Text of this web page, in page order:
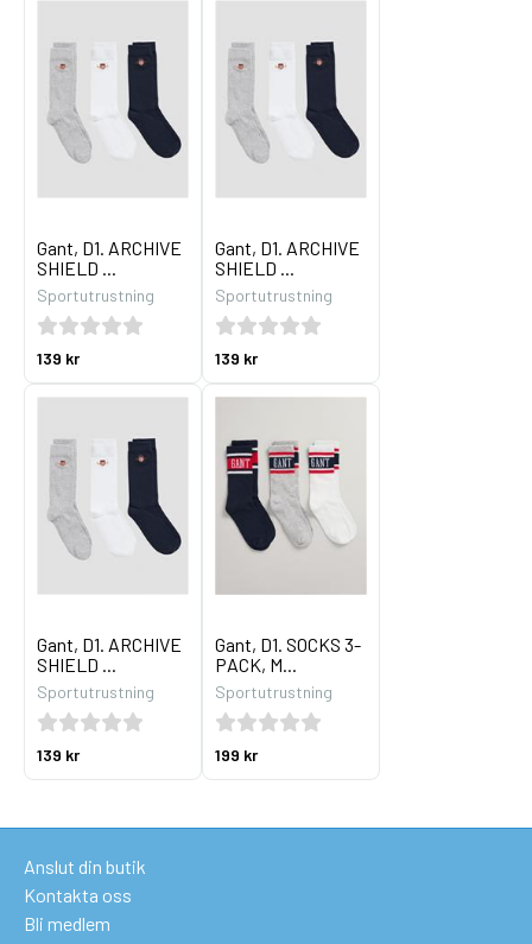
Gant, D1. ARCHIVE
SHIELD ...
Sportutrustning
139 kr
Gant, D1. ARCHIVE
SHIELD ...
Sportutrustning
139 kr
Gant, D1. ARCHIVE
SHIELD ...
Sportutrustning
139 kr
Gant, D1. SOCKS 3-
PACK, M...
Sportutrustning
199 kr
Anslut din butik
Kontakta oss
Bli medlem